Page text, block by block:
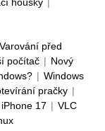
Varování před
počítač | Nový
| Windows
pračky |
iPhone 17 | VLC